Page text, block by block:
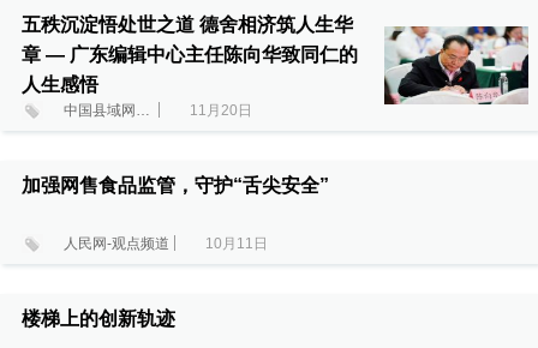
五秩沉淀悟处世之道 德舍相济筑人生华
章 — 广东编辑中心主任陈向华致同仁的
人生感悟
中国县域网广东省调研中心 11月20日
加强网售食品监管，守护“舌尖安全”
人民网-观点频道 10月11日
楼梯上的创新轨迹